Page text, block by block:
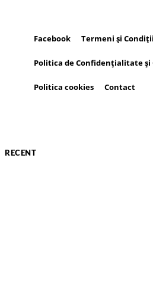
Facebook Termeni și Condiții
Politica de Confidențialitate și
Politica cookies Contact
RECENT